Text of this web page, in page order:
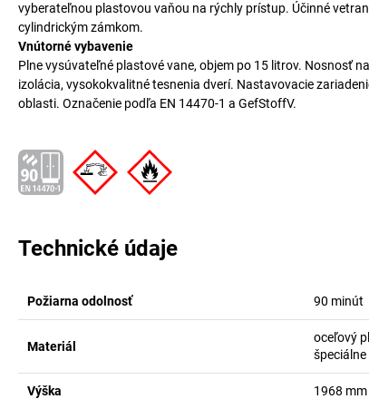
vyberateľnou plastovou vaňou na rýchly prístup. Účinné
cylindrickým zámkom.
Vnútorné vybavenie
Plne vysúvateľné plastové vane, objem po 15 litrov. Nosnosť
izolácia, vysokokvalitné tesnenia dverí. Nastavovacie
oblasti. Označenie podľa EN 14470-1 a GefStoffV.
Technické údaje
Požiarna odolnosť 90 minút
Materiál
oceľový
Výška 1968 mm